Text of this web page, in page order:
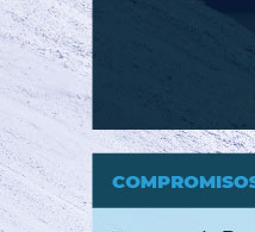
BARILOCHE